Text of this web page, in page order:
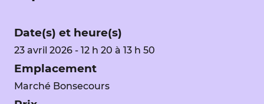
Date(s) et heure(s)
23 avril 2026 - 12 h 20 à 13 h 50
Emplacement
Marché Bonsecours